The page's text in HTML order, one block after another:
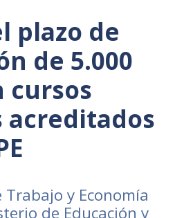
plazo de
de 5.000
cursos
y Economía
de Educación y